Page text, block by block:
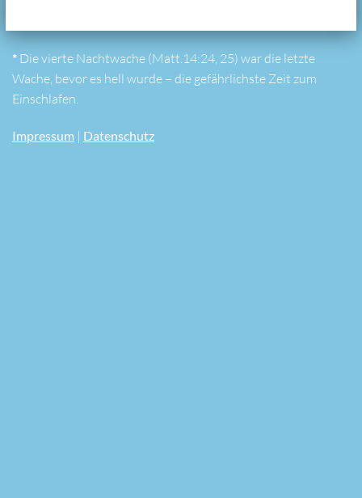
* Die vierte Nachtwache (Matt.14:24, 25) war die letzte
Wache, bevor es hell wurde – die gefährlichste Zeit zum
Einschlafen.
Impressum | Datenschutz